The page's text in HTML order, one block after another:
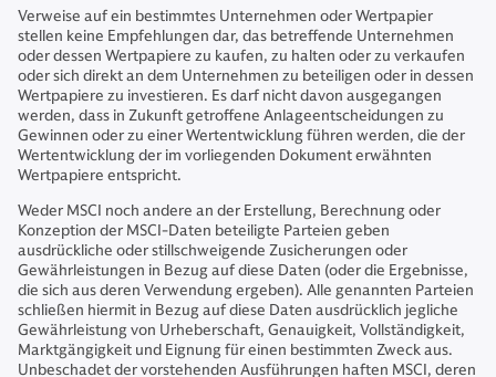
Verweise auf ein bestimmtes Unternehmen oder Wertpapier
stellen keine Empfehlungen dar, das betreffende Unternehmen
oder dessen Wertpapiere zu kaufen, zu halten oder zu verkaufen
oder sich direkt an dem Unternehmen zu beteiligen oder in dessen
Wertpapiere zu investieren. Es darf nicht davon ausgegangen
werden, dass in Zukunft getroffene Anlageentscheidungen zu
Gewinnen oder zu einer Wertentwicklung führen werden, die der
Wertentwicklung der im vorliegenden Dokument erwähnten
Wertpapiere entspricht.
Weder MSCI noch andere an der Erstellung, Berechnung oder
Konzeption der MSCI-Daten beteiligte Parteien geben
ausdrückliche oder stillschweigende Zusicherungen oder
Gewährleistungen in Bezug auf diese Daten (oder die Ergebnisse,
die sich aus deren Verwendung ergeben). Alle genannten Parteien
schließen hiermit in Bezug auf diese Daten ausdrücklich jegliche
Gewährleistung von Urheberschaft, Genauigkeit, Vollständigkeit,
Marktgängigkeit und Eignung für einen bestimmten Zweck aus.
Unbeschadet der vorstehenden Ausführungen haften MSCI, deren